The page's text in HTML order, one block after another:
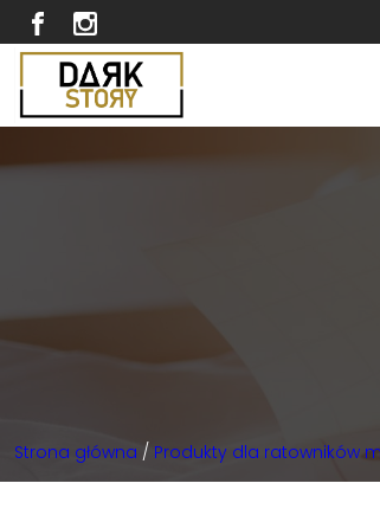
Strona główna / Produkty dla ratowników